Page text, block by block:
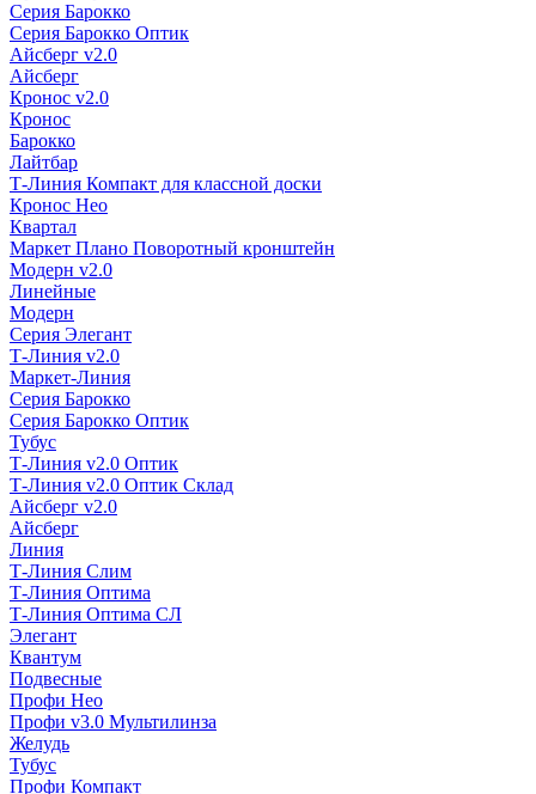
Серия Барокко
Серия Барокко Оптик
Айсберг v2.0
Айсберг
Кронос v2.0
Кронос
Барокко
Лайтбар
Т-Линия Компакт для классной доски
Кронос Нео
Квартал
Маркет Плано Поворотный кронштейн
Модерн v2.0
Линейные
Модерн
Серия Элегант
Т-Линия v2.0
Маркет-Линия
Серия Барокко
Серия Барокко Оптик
Тубус
Т-Линия v2.0 Оптик
Т-Линия v2.0 Оптик Склад
Айсберг v2.0
Айсберг
Линия
Т-Линия Слим
Т-Линия Оптима
Т-Линия Оптима СЛ
Элегант
Квантум
Подвесные
Профи Нео
Профи v3.0 Мультилинза
Желудь
Тубус
Профи Компакт